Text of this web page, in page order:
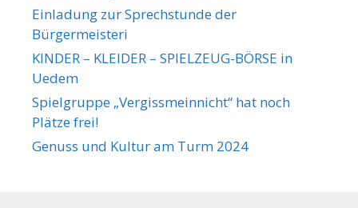
Einladung zur Sprechstunde der
Bürgermeisteri
KINDER – KLEIDER – SPIELZEUG-BÖRSE in
Uedem
Spielgruppe „Vergissmeinnicht“ hat noch
Plätze frei!
Genuss und Kultur am Turm 2024